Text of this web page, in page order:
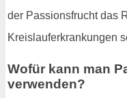
der Passionsfrucht das
Kreislauferkrankungen
Wofür kann man
verwenden?